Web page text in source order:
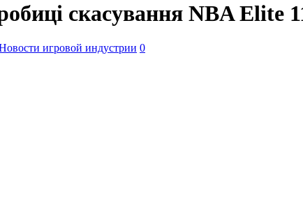
скасування NBA Elite
игровой индустрии 0